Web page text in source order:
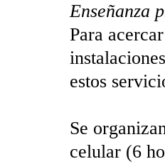
Enseñanza
Para
estos
Se
celular (6